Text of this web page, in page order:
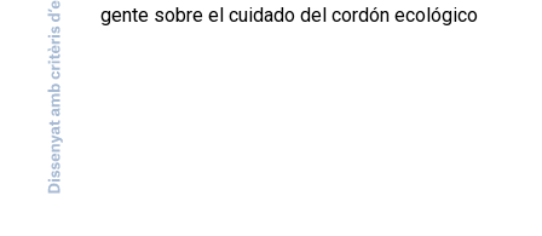
gente sobre el cuidado del cordón ecológico